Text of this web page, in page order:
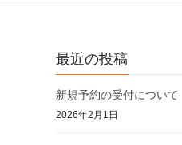
最近の投稿
新規予約の受付について
2026年2月1日